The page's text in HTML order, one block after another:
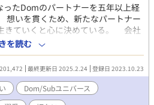
たDomのパートナーを五年以上経
いを貫くため、新たなパートナー
きていくと心に決めている。 会社
誰ともプレイをせずSub特有の体
折、三ヶ月間限定で、和泉の部署
だ。佐原はなぜか和泉につきまと
常にふたり一緒に行動しているう
がバレた。本能に抗えず佐原とプ
心の内をすべて打ち明けてしま
を読む
最終更新日 2025.2.24 登録日 2023.10.23
Dom/Subユニバース